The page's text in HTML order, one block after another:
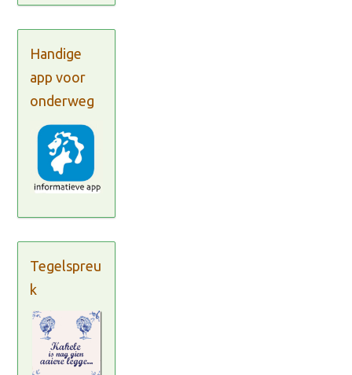
Handige
app voor
onderweg
Tegelspreu
k